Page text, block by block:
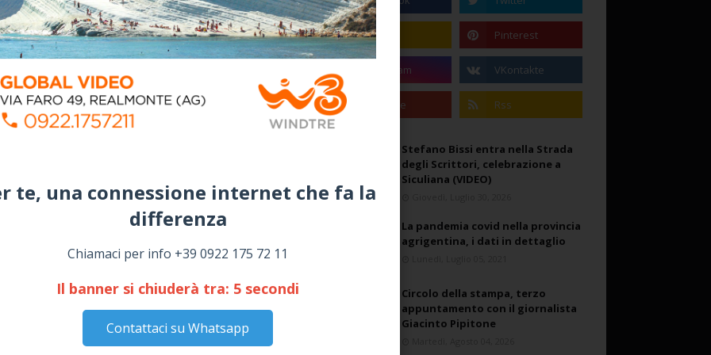
te, una connessione internet che fa la
differenza​
Chiamaci per info +39 0922 175 72 11
Il banner si chiuderà tra: 4 secondi
Contattaci su Whatsapp
Stefano Bissi entra nella Strada
degli Scrittori, celebrazione a
Siculiana (VIDEO)
La pandemia covid nella provincia
agrigentina, i dati in dettaglio
Circolo della stampa, terzo
appuntamento con il giornalista
Giacinto Pipitone